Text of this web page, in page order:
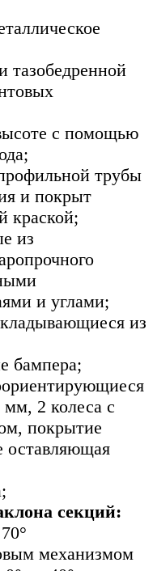
тазобедренной
с помощью
трубы
и покрыт
краской;
из
и углами;
из
бампера;
2 колеса с
покрытие
оставляющая
секций:
механизмом